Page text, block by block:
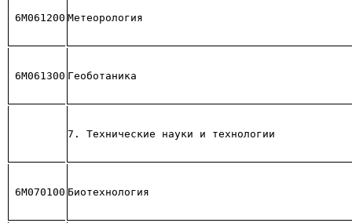
6М061200 Метеорология
6М061300 Геоботаника
7. Технические науки и технологии
6М070100 Биотехнология